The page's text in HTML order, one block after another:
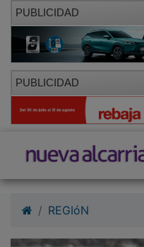
PUBLICIDAD
PUBLICIDAD